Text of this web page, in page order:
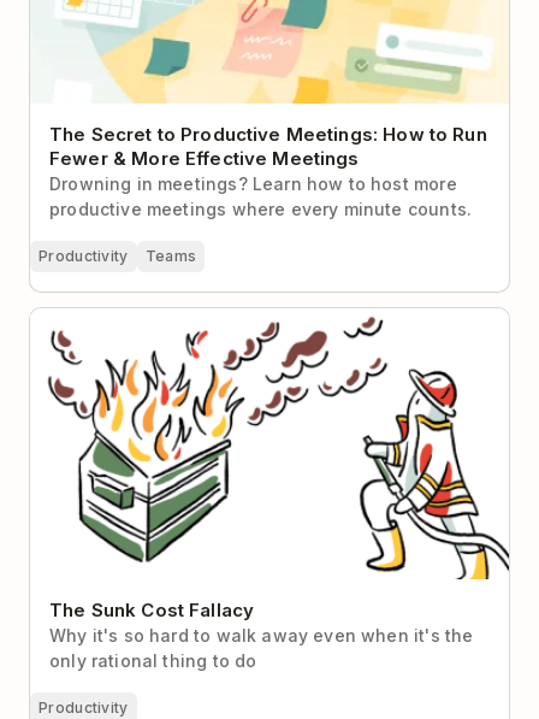
The Secret to Productive Meetings: How to Run
Fewer & More Effective Meetings
Drowning in meetings? Learn how to host more
productive meetings where every minute counts.
Productivity Teams
The Sunk Cost Fallacy
The Sunk Cost Fallacy
Why it's so hard to walk away even when it's the
only rational thing to do
Productivity